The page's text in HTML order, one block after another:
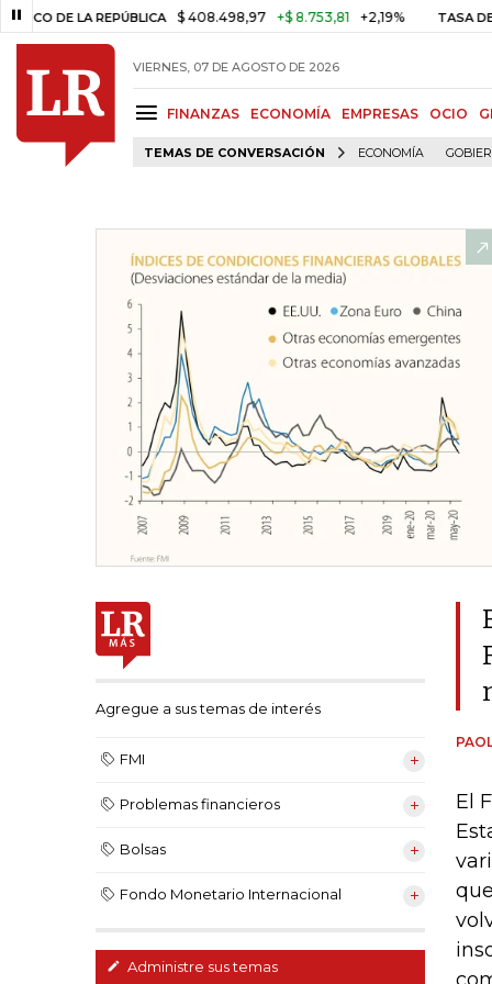
LA REPÚBLICA $ 408.498,97 +$ 8.753,81 +2,19% TASA DE USURA
VIERNES, 07 DE AGOSTO DE 2026
FINANZAS ECONOMÍA EMPRESAS OCIO
TEMAS DE CONVERSACIÓN ECONOMÍA
Agregue a sus temas de interés
FMI
Problemas financieros
Bolsas
Fondo Monetario Internacional
Administre sus temas
El